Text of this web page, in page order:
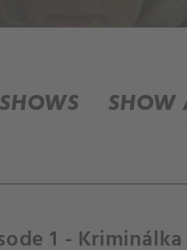
SHOW
1 - Kriminálka